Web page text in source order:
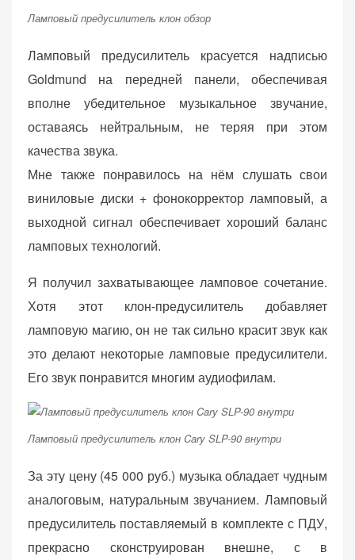
Ламповый предусилитель клон обзор
Ламповый предусилитель красуется надписью
Goldmund на передней панели, обеспечивая
вполне убедительное музыкальное звучание,
оставаясь нейтральным, не теряя при этом
качества звука.
Мне также понравилось на нём слушать свои
виниловые диски + фонокорректор ламповый, а
выходной сигнал обеспечивает хороший баланс
ламповых технологий.
Я получил захватывающее ламповое сочетание.
Хотя этот клон-предусилитель добавляет
ламповую магию, он не так сильно красит звук как
это делают некоторые ламповые предусилители.
Его звук понравится многим аудиофилам.
Ламповый предусилитель клон Cary SLP-90 внутри
За эту цену (45 000 руб.) музыка обладает чудным
аналоговым, натуральным звучанием. Ламповый
предусилитель поставляемый в комплекте с ПДУ,
прекрасно сконструирован внешне, с в